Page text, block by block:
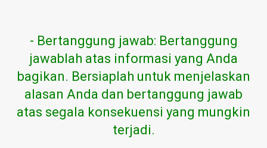
- Bertanggung jawab: Bertanggung
jawablah atas informasi yang Anda
bagikan. Bersiaplah untuk menjelaskan
alasan Anda dan bertanggung jawab
atas segala konsekuensi yang mungkin
terjadi.